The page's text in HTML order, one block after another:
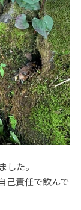
た。
己責任で飲んで